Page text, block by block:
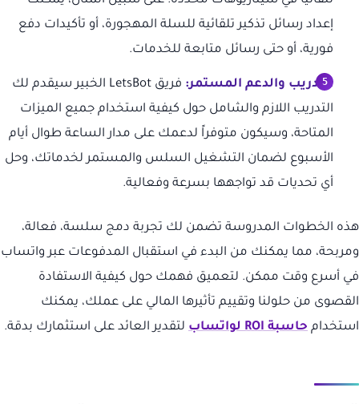
إعداد رسائل تذكير تلقائية للسلة المهجورة، أو تأكيدات دفع
فورية، أو حتى رسائل متابعة للخدمات.
التدريب والدعم المستمر:
فريق LetsBot الخبير سيقدم لك
التدريب اللازم والشامل حول كيفية استخدام جميع الميزات
المتاحة، وسيكون متوفراً لدعمك على مدار الساعة طوال أيام
الأسبوع لضمان التشغيل السلس والمستمر لخدماتك، وحل
أي تحديات قد تواجهها بسرعة وفعالية.
هذه الخطوات المدروسة تضمن لك تجربة دمج سلسة، فعالة،
ومربحة، مما يمكنك من البدء في استقبال المدفوعات عبر واتساب
في أسرع وقت ممكن. لتعميق فهمك حول كيفية الاستفادة
القصوى من حلولنا وتقييم تأثيرها المالي على عملك، يمكنك
استخدام حاسبة ROI لواتساب لتقدير العائد على استثمارك بدقة.